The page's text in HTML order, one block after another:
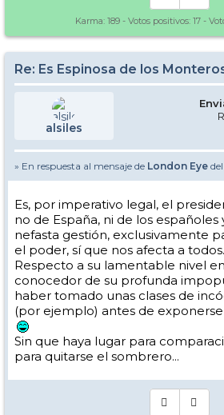
Karma: 189 - Votos positivos: 17 -
Re: Es Espinosa de los
alsiles
» En respuesta al mensaje de London Eye
Es, por imperativo legal, el
no de España, ni de los españoles
nefasta gestión, exclusivamente
el poder, sí que nos afecta a todos.
Respecto a su lamentable nivel
conocedor de su profunda
haber tomado unas clases de
(por ejemplo) antes de
Sin que haya lugar para
para quitarse el sombrero...